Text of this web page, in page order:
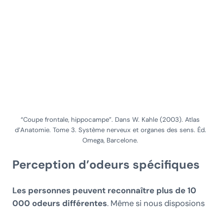
“Coupe frontale, hippocampe”. Dans W. Kahle (2003). Atlas
d’Anatomie. Tome 3. Système nerveux et organes des sens. Éd.
Omega, Barcelone.
Perception d’odeurs spécifiques
Les personnes peuvent reconnaître plus de 10
000 odeurs différentes. Même si nous disposions